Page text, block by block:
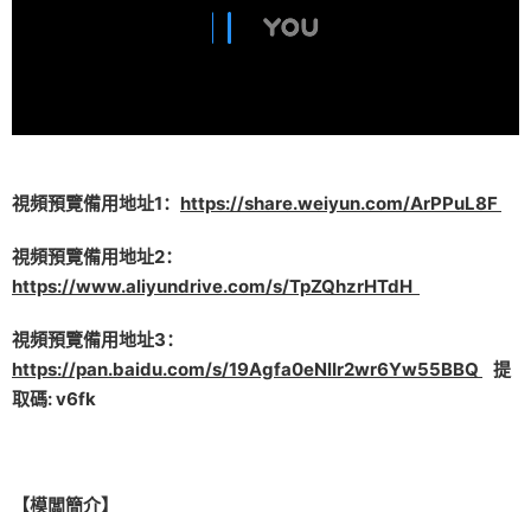
視頻預覽備用地址1： https://share.weiyun.com/ArPPuL8F
視頻預覽備用地址2：
https://www.aliyundrive.com/s/TpZQhzrHTdH
視頻預覽備用地址3：
https://pan.baidu.com/s/19Agfa0eNlIr2wr6Yw55BBQ
提
取碼: v6fk
【模闆簡介】